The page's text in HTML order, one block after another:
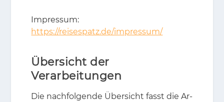
Im­pres­sum:
https://reisespatz.de/impressum/
Übersicht der
Verarbeitungen
Die nach­fol­gen­de Über­sicht fasst die Ar­